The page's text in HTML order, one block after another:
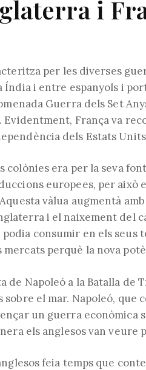
i
per les diverses
Índia i entre espanyols i
Guerra dels Set
França va
dels Estats Units
colònies era per la seva
europees, per
vàlua augmentà
i el naixement del
consumir en els
mercats perquè la nova
de Napoleó a la Batalla de
el mar. Napoleó, que
un guerra econòmica
els anglesos van
feia temps que